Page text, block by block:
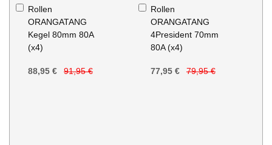
Rollen
ORANGATANG
Kegel 80mm 80A
(x4)
88,95 € 91,95 €
In
den
Warenkorb
Rollen
ORANGATANG
4President 70mm
80A (x4)
77,95 € 79,95 €
In
den
Warenkorb